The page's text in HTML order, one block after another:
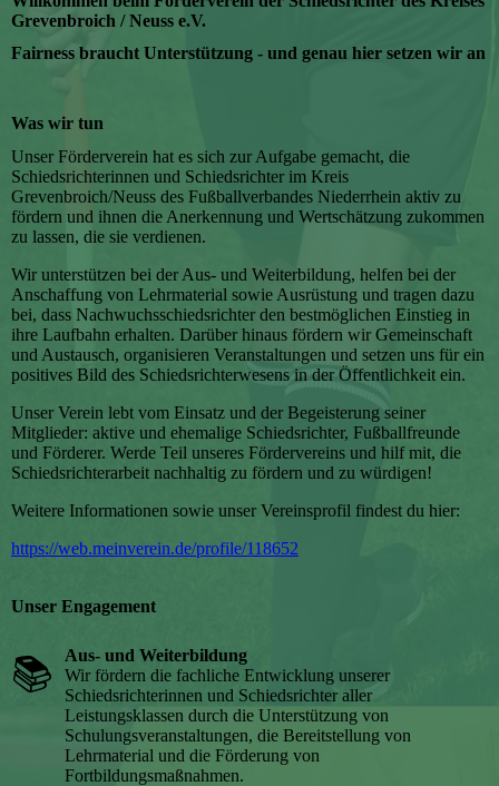
Grevenbroich / Neuss e.V.
Fairness braucht Unterstützung - und genau hier setzen wir an
Was wir tun
Unser Förderverein hat es sich zur Aufgabe gemacht, die
Schiedsrichterinnen und Schiedsrichter im Kreis
Grevenbroich/Neuss des Fußballverbandes Niederrhein aktiv zu
fördern und ihnen die Anerkennung und Wertschätzung zukommen
zu lassen, die sie verdienen.
Wir unterstützen bei der Aus- und Weiterbildung, helfen bei der
Anschaffung von Lehrmaterial sowie Ausrüstung und tragen dazu
bei, dass Nachwuchsschiedsrichter den bestmöglichen Einstieg in
ihre Laufbahn erhalten. Darüber hinaus fördern wir Gemeinschaft
und Austausch, organisieren Veranstaltungen und setzen uns für ein
positives Bild des Schiedsrichterwesens in der Öffentlichkeit ein.
Unser Verein lebt vom Einsatz und der Begeisterung seiner
Mitglieder: aktive und ehemalige Schiedsrichter, Fußballfreunde
und Förderer. Werde Teil unseres Fördervereins und hilf mit, die
Schiedsrichterarbeit nachhaltig zu fördern und zu würdigen!
Weitere Informationen sowie unser Vereinsprofil findest du hier:
https://web.meinverein.de/profile/118652
Unser Engagement
📚
Aus- und Weiterbildung
Wir fördern die fachliche Entwicklung unserer
Schiedsrichterinnen und Schiedsrichter aller
Leistungsklassen durch die Unterstützung von
Schulungsveranstaltungen, die Bereitstellung von
Lehrmaterial und die Förderung von
Fortbildungsmaßnahmen.